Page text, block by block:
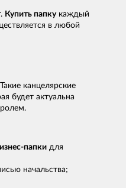
Купить папкукаждый
в любой
канцелярские
будет актуальна
папки для
начальства;